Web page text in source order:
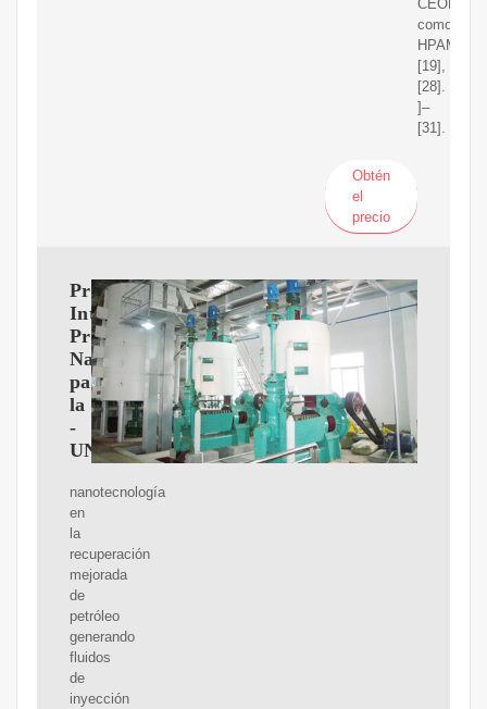
CEOR,
como
HPAM
[19],
[28].
]–
[31].
Obtén
el
precio
Proyecto
Integrador
Profesional:
Nanofluidos
para
la
-
UNCOMA
nanotecnología
en
la
recuperación
mejorada
de
petróleo
generando
fluidos
de
inyección